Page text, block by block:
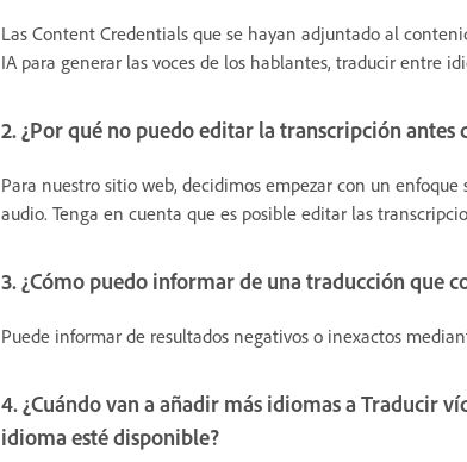
Las Content Credentials que se hayan adjuntado al
IA para generar las voces de los hablantes, traducir entre
2. ¿Por qué no puedo editar la transcripción
Para nuestro sitio web, decidimos empezar con un
audio. Tenga en cuenta que es posible editar las
3. ¿Cómo puedo informar de una traducción que
Puede informar de resultados negativos o inexactos
4. ¿Cuándo van a añadir más idiomas a Traducir
idioma esté disponible?